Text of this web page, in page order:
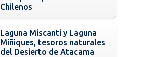
Chilenos
Laguna Miscanti y Laguna
Miñiques, tesoros naturales
del Desierto de Atacama